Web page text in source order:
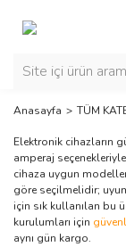
Anasayfa TÜM
Elektronik cihazların
amperaj
cihaza uygun
göre seçilmelidir;
için sık kullanılan bu
kurulumları için
aynı gün kargo.